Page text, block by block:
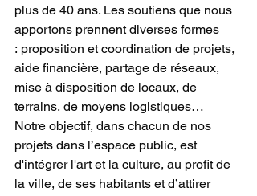
plus de 40 ans. Les soutiens que nous
apportons prennent diverses formes
: proposition et coordination de projets,
aide financière, partage de réseaux,
mise à disposition de locaux, de
terrains, de moyens logistiques…
Notre objectif, dans chacun de nos
projets dans l’espace public, est
d'intégrer l'art et la culture, au profit de
la ville, de ses habitants et d’attirer